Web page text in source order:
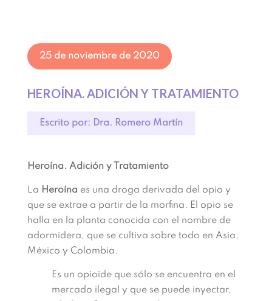
25 de noviembre de 2020
HEROÍNA. ADICIÓN Y TRATAMIENTO
Escrito por: Dra. Romero Martín
Heroína. Adición y Tratamiento
La Heroína es una droga derivada del opio y
que se extrae a partir de la morfina. El opio se
halla en la planta conocida con el nombre de
adormidera, que se cultiva sobre todo en Asia,
México y Colombia.
Es un opioide que sólo se encuentra en el
mercado ilegal y que se puede inyectar,